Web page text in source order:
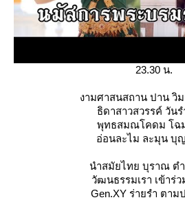
23.30 น.
งามศาสนสถาน ปาน วิม
ธิดาสาวสวรรค์ วัน
พุทธสมณโคดม โฉ
อ่อนละไม ละมุน บุ
นำสมัยไทย บุราณ ตำ
วัฒนธรรมเรา เข้าร่
Gen.XY ร่ายรำ ตาม